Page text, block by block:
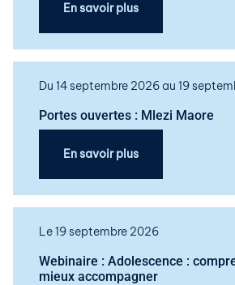
En savoir plus
Du 14 septembre 2026 au 19
Portes ouvertes : Mlezi Maore
En savoir plus
Le 19 septembre 2026
Webinaire : Adolescence :
mieux accompagner